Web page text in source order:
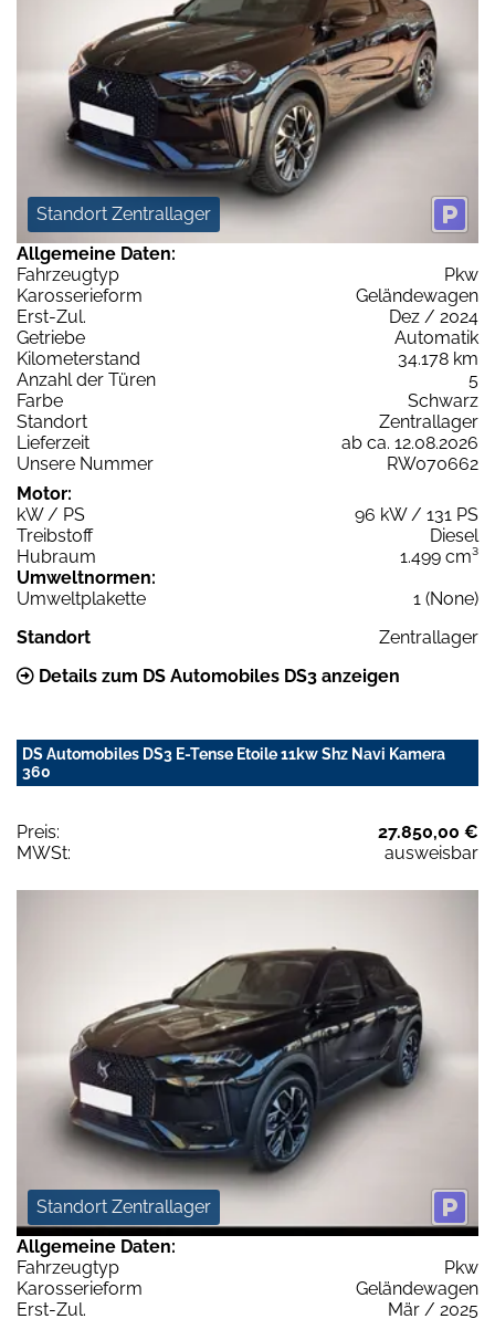
Standort Zentrallager
Allgemeine Daten:
Fahrzeugtyp
Pkw
Karosserieform
Geländewagen
Erst-Zul.
Dez / 2024
Getriebe
Automatik
Kilometerstand
34.178 km
Anzahl der Türen
5
Farbe
Schwarz
Standort
Zentrallager
Lieferzeit
ab ca. 12.08.2026
Unsere Nummer
RW070662
Motor:
kW / PS
96 kW / 131 PS
Treibstoff
Diesel
Hubraum
1.499 cm³
Umweltnormen:
Umweltplakette
1 (None)
Standort
Zentrallager
Details zum DS Automobiles DS3 anzeigen
DS Automobiles DS3 E-Tense Etoile 11kw Shz Navi Kamera
360
Preis:
27.850,00 €
MWSt:
ausweisbar
Standort Zentrallager
Allgemeine Daten:
Fahrzeugtyp
Pkw
Karosserieform
Geländewagen
Erst-Zul.
Mär / 2025